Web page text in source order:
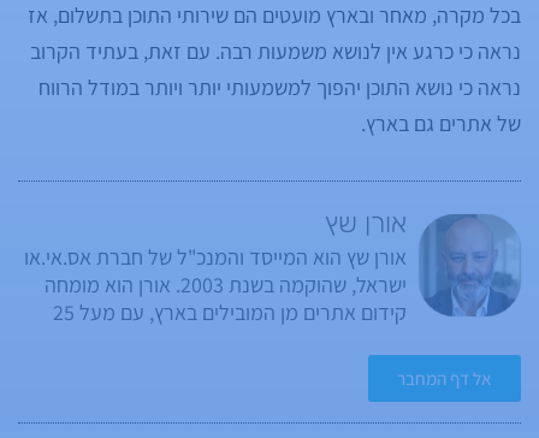
בכל מקרה, מאחר ובארץ מועטים הם שירותי התוכן בתשלום, אז
נראה כי כרגע אין לנושא משמעות רבה. עם זאת, בעתיד הקרוב
נראה כי נושא התוכן יהפוך למשמעותי יותר ויותר במודל הרווח
של אתרים גם בארץ.
אורן שץ
אורן שץ הוא המייסד והמנכ"ל של חברת אס.אי.או
ישראל, שהוקמה בשנת 2003. אורן הוא מומחה
קידום אתרים מן המובילים בארץ, עם מעל 25
אתרים, אנליזה, קידום ממומן ופיתוח בארץ
ובחו"ל. אורן מרצה בכנסים וסמינרים בנושא קידום
אתרים ושיווק באינטרנט.
אל דף המחבר